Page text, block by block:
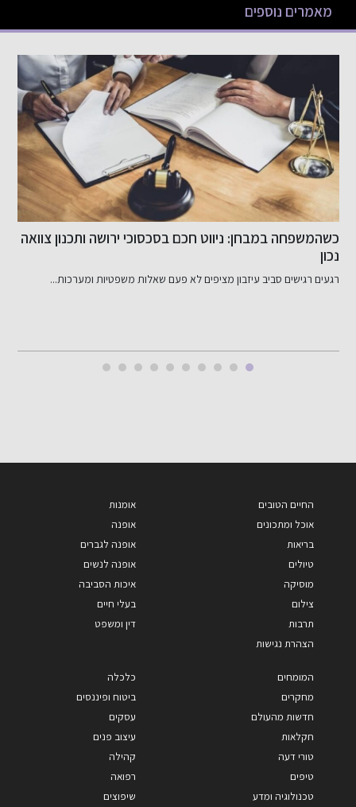
מאמרים נוספים
כשהמשפחה במבחן: ניווט חכם בסכסוכי ירושה ותכנון צוואה
נכון
רגעים רגישים סביב עיזבון מציפים לא פעם שאלות משפטיות ומערכות...
החיים הטובים
אוכל ומתכונים
בריאות
טיולים
מוסיקה
צילום
תרבות
הצהרת נגישות
אומנות
אופנה
אופנה לגברים
אופנה לנשים
איכות הסביבה
בעלי חיים
דין ומשפט
המומחים
מחקרים
חדשות מהעולם
חקלאות
טורי דעה
טיפים
טכנולוגיה ומדע
כלכלה
ביטוח ופיננסים
עסקים
עיצוב פנים
קהילה
רפואה
שיפוצים